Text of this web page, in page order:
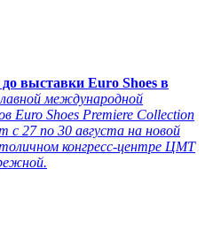
до выставки Euro Shoes в
международной
Euro Shoes Premiere Collection
с 27 по 30 августа на новой
конгресс-центре ЦМТ